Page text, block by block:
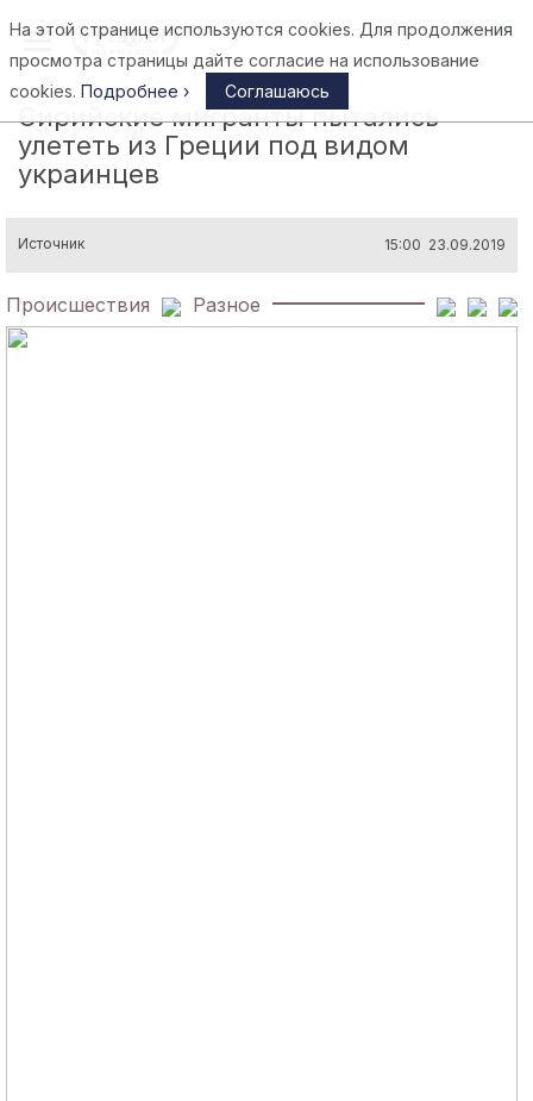
Афины
Сирийские мигранты пытались
улететь из Греции под видом
украинцев
Источник 15:00 23.09.2019
Происшествия Разное
На этой странице используются cookies. Для продолжения
просмотра страницы дайте согласие на использование
cookies. Подробнее › Соглашаюсь